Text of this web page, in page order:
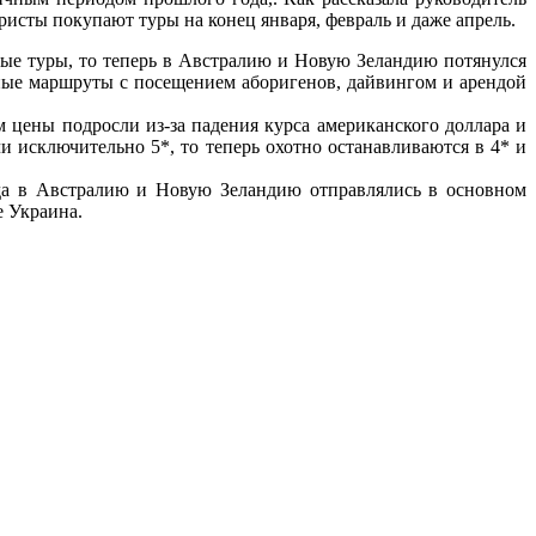
покупают туры на конец января, февраль и даже апрель.
туры, то теперь в Австралию и Новую Зеландию потянулся
маршруты с посещением аборигенов, дайвингом и арендой
подросли из-за падения курса американского доллара и
исключительно 5*, то теперь охотно останавливаются в 4* и
в Австралию и Новую Зеландию отправлялись в основном
Украина.